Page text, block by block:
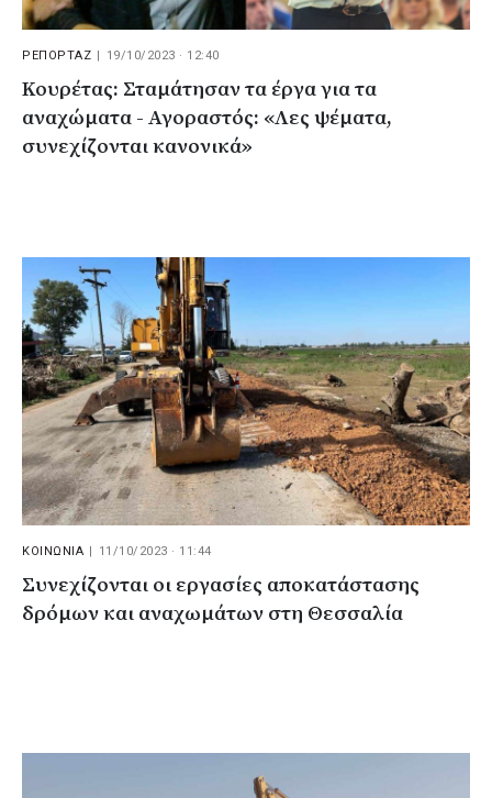
ΡΕΠΟΡΤΑΖ 19/10/2023 · 12:40
Κουρέτας: Σταμάτησαν τα έργα για τα
αναχώματα - Αγοραστός: «Λες ψέματα,
συνεχίζονται κανονικά»
ΚΟΙΝΩΝΙΑ 11/10/2023 · 11:44
Συνεχίζονται οι εργασίες αποκατάστασης
δρόμων και αναχωμάτων στη Θεσσαλία